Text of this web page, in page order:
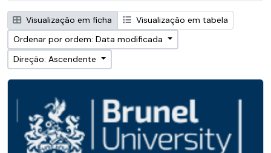
Visualização em ficha
Visualização em tabela
Ordenar por ordem: Data modificada
Direção: Ascendente